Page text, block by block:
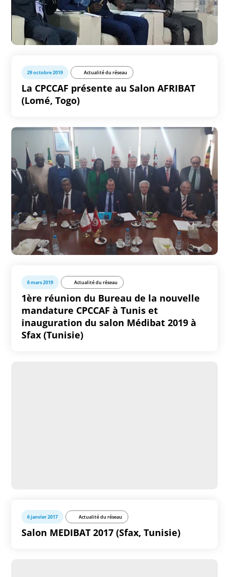
29 octobre 2019 Actualité du réseau
La CPCCAF présente au Salon AFRIBAT
(Lomé, Togo)
6 mars 2019 Actualité du réseau
1ère réunion du Bureau de la nouvelle
mandature CPCCAF à Tunis et
inauguration du salon Médibat 2019 à
Sfax (Tunisie)
6 janvier 2017 Actualité du réseau
Salon MEDIBAT 2017 (Sfax, Tunisie)